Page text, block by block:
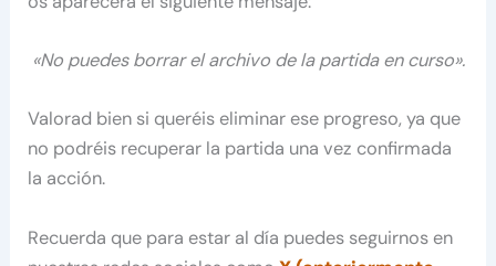
«No puedes borrar el archivo de la partida en curso».
Valorad bien si queréis eliminar ese progreso, ya que
no podréis recuperar la partida una vez confirmada
la acción.
Recuerda que para estar al día puedes seguirnos en